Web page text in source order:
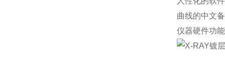
曲线的中文
仪器硬件功